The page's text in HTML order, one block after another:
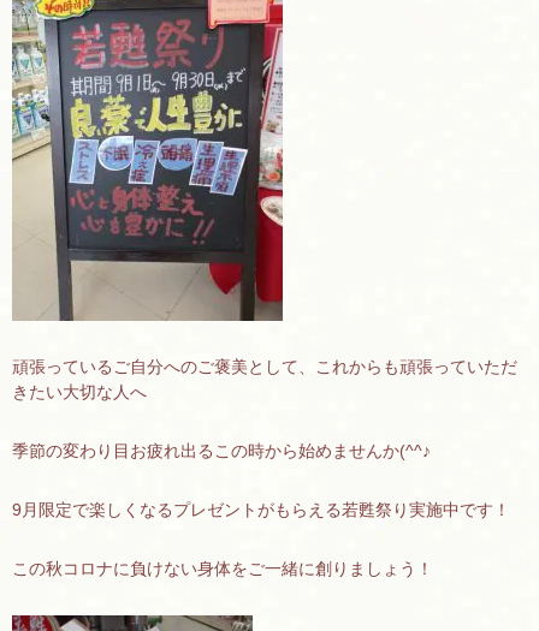
頑張っているご自分へのご褒美として、これからも頑張っていただ
きたい大切な人へ
季節の変わり目お疲れ出るこの時から始めませんか(^^♪
9月限定で楽しくなるプレゼントがもらえる若甦祭り実施中です！
この秋コロナに負けない身体をご一緒に創りましょう！